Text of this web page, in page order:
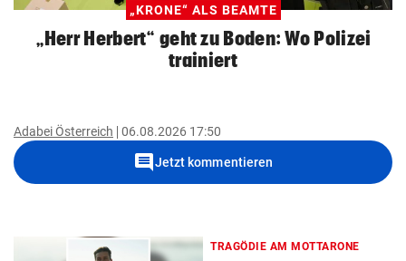
„KRONE“ ALS BEAMTE
„Herr Herbert“ geht zu Boden: Wo Polizei
trainiert
Adabei Österreich 06.08.2026 17:50
commentJetzt kommentieren
TRAGÖDIE AM MOTTARONE